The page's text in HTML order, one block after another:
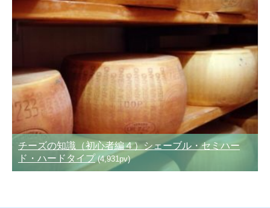
チーズの知識（初心者編４）シェーブル・セミハー
ド・ハードタイプ(4,931pv)